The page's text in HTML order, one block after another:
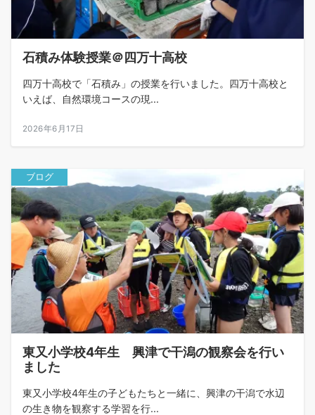
石積み体験授業＠四万十高校
四万十高校で「石積み」の授業を行いました。四万十高校と
いえば、自然環境コースの現...
2026年6月17日
ブログ
東又小学校4年生 興津で干潟の観察会を行い
ました
東又小学校4年生の子どもたちと一緒に、興津の干潟で水辺
の生き物を観察する学習を行...